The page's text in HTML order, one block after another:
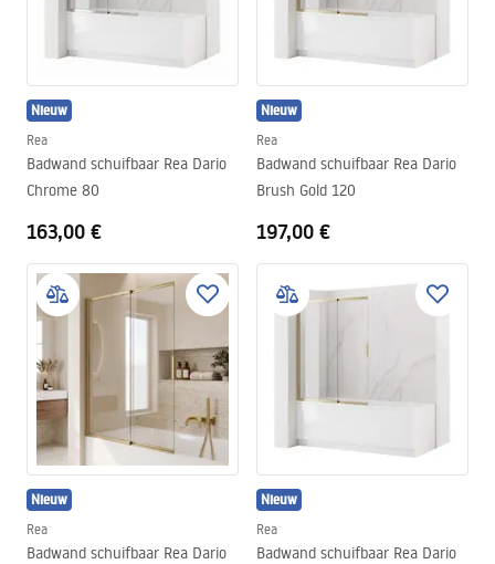
Nieuw
Rea
Badwand schuifbaar Rea Dario
Chrome 80
163,00 €
Nieuw
Rea
Badwand schuifbaar Rea Dario
Brush Gold 120
197,00 €
Nieuw
Rea
Badwand schuifbaar Rea Dario
Nieuw
Rea
Badwand schuifbaar Rea Dario